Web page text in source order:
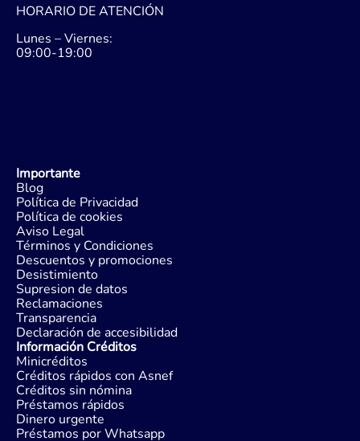
HORARIO DE ATENCIÓN
Lunes – Viernes:
09:00-19:00
Importante
Blog
Política de Privacidad
Política de cookies
Aviso Legal
Términos y Condiciones
Descuentos y promociones
Desistimiento
Supresion de datos
Reclamaciones
Transparencia
Declaración de accesibilidad
Información Créditos
Minicréditos
Créditos rápidos con Asnef
Créditos sin nómina
Préstamos rápidos
Dinero urgente
Préstamos por Whatsapp